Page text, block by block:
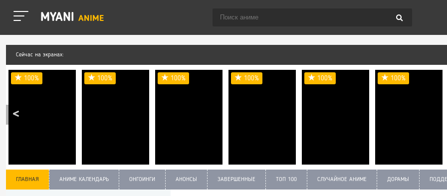
MYANI ANIME
Сейчас на экранах:
100% 100% 100% 100% 100% 100%
ГЛАВНАЯ АНИМЕ КАЛЕНДАРЬ ОНГОИНГИ АНОНСЫ ЗАВЕРШЕННЫЕ ТОП 100 СЛУЧАЙНОЕ АНИМЕ ДОРАМЫ